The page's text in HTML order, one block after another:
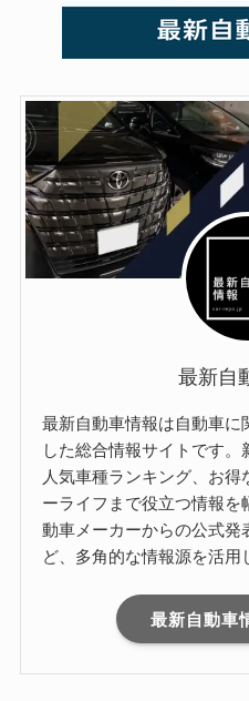
最新自
最新自動車情報は自動車
した総合情報サイトです。
人気車種ランキング、お
ーライフまで役立つ情報
動車メーカーからの公式
ど、多角的な情報源を活用
最新自動車